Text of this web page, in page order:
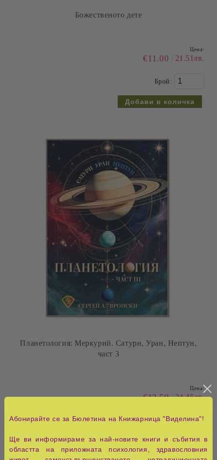
Божественото дете
Цена:
€11.00 21.51лв.
Брой:
Планетология: Меркурий. Сатурн, Уран, Нептун,
част 3
Цена:
€12.50 24.45лв.
Брой:
Абонирайте се за Бюлетина на Книжарница "Виделина"!
Ще ви информираме за най-новите книги и събития в
областта на приложната психология, здравословния